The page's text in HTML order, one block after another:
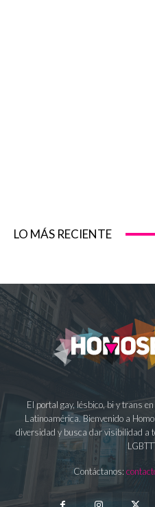
LO MÁS RECIENTE
El portal gay, lésbico, bi y trans
Latinoamérica. Bienvenido a
diversidad y busca dar visibilidad a
Contáctanos: